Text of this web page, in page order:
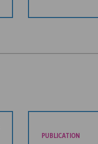
PUBLICATION